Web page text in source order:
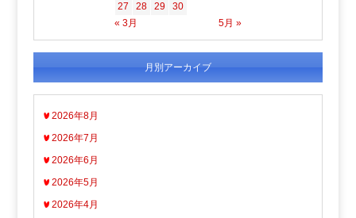
« 3月 5月 »
27
28 29 30
月別アーカイブ
2026年8月
2026年7月
2026年6月
2026年5月
2026年4月